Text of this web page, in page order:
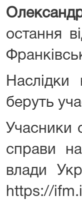
остання
Наслідки
беруть
Учасники
справи на
влади
https://